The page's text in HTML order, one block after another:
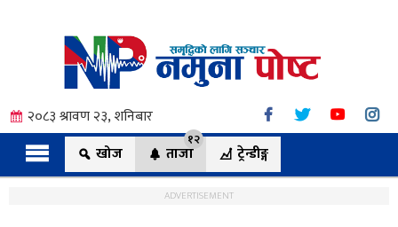
२०८३ श्रावण २३, शनिबार
खोज
ताजा
१२
ट्रेन्डीङ्ग
ADVERTISEMENT